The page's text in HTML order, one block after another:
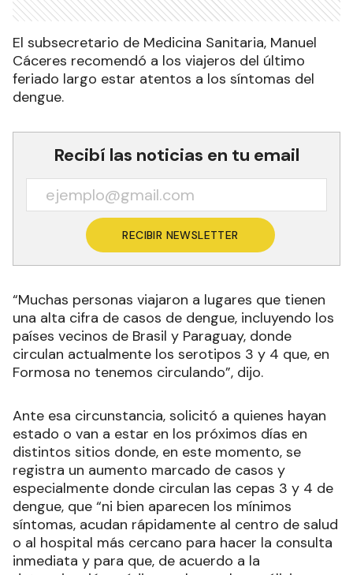
El subsecretario de Medicina Sanitaria, Manuel
Cáceres recomendó a los viajeros del último
feriado largo estar atentos a los síntomas del
dengue.
Recibí las noticias en tu email
RECIBIR NEWSLETTER
“Muchas personas viajaron a lugares que tienen
una alta cifra de casos de dengue, incluyendo los
países vecinos de Brasil y Paraguay, donde
circulan actualmente los serotipos 3 y 4 que, en
Formosa no tenemos circulando”, dijo.
Ante esa circunstancia, solicitó a quienes hayan
estado o van a estar en los próximos días en
distintos sitios donde, en este momento, se
registra un aumento marcado de casos y
especialmente donde circulan las cepas 3 y 4 de
dengue, que “ni bien aparecen los mínimos
síntomas, acudan rápidamente al centro de salud
o al hospital más cercano para hacer la consulta
inmediata y para que, de acuerdo a la